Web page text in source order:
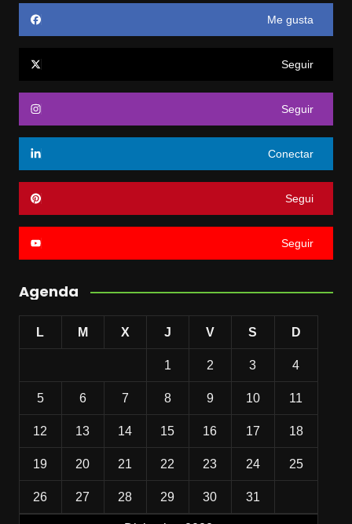
Me gusta
Seguir
Seguir
Conectar
Segui
Seguir
Agenda
L M X J V S D
1 2 3 4
5 6 7 8 9 10 11
12 13 14 15 16 17 18
19 20 21 22 23 24 25
26 27 28 29 30 31